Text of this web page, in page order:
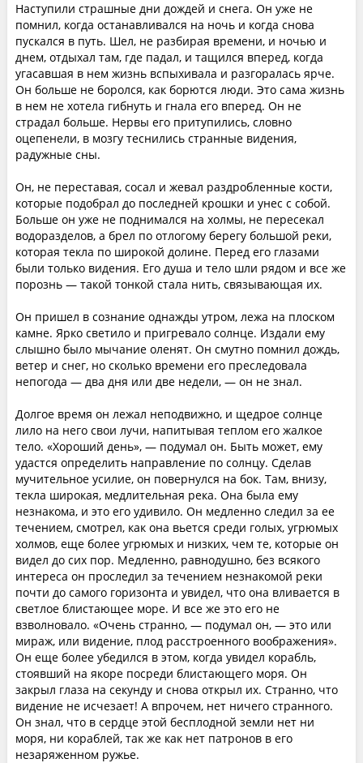
Наступили страшные дни дождей и снега. Он уже не
помнил, когда останавливался на ночь и когда снова
пускался в путь. Шел, не разбирая времени, и ночью и
днем, отдыхал там, где падал, и тащился вперед, когда
угасавшая в нем жизнь вспыхивала и разгоралась ярче.
Он больше не боролся, как борются люди. Это сама жизнь
в нем не хотела гибнуть и гнала его вперед. Он не
страдал больше. Нервы его притупились, словно
оцепенели, в мозгу теснились странные видения,
радужные сны.
Он, не переставая, сосал и жевал раздробленные кости,
которые подобрал до последней крошки и унес с собой.
Больше он уже не поднимался на холмы, не пересекал
водоразделов, а брел по отлогому берегу большой реки,
которая текла по широкой долине. Перед его глазами
были только видения. Его душа и тело шли рядом и все же
порознь — такой тонкой стала нить, связывающая их.
Он пришел в сознание однажды утром, лежа на плоском
камне. Ярко светило и пригревало солнце. Издали ему
слышно было мычание оленят. Он смутно помнил дождь,
ветер и снег, но сколько времени его преследовала
непогода — два дня или две недели, — он не знал.
Долгое время он лежал неподвижно, и щедрое солнце
лило на него свои лучи, напитывая теплом его жалкое
тело. «Хороший день», — подумал он. Быть может, ему
удастся определить направление по солнцу. Сделав
мучительное усилие, он повернулся на бок. Там, внизу,
текла широкая, медлительная река. Она была ему
незнакома, и это его удивило. Он медленно следил за ее
течением, смотрел, как она вьется среди голых, угрюмых
холмов, еще более угрюмых и низких, чем те, которые он
видел до сих пор. Медленно, равнодушно, без всякого
интереса он проследил за течением незнакомой реки
почти до самого горизонта и увидел, что она вливается в
светлое блистающее море. И все же это его не
взволновало. «Очень странно, — подумал он, — это или
мираж, или видение, плод расстроенного воображения».
Он еще более убедился в этом, когда увидел корабль,
стоявший на якоре посреди блистающего моря. Он
закрыл глаза на секунду и снова открыл их. Странно, что
видение не исчезает! А впрочем, нет ничего странного.
Он знал, что в сердце этой бесплодной земли нет ни
моря, ни кораблей, так же как нет патронов в его
незаряженном ружье.